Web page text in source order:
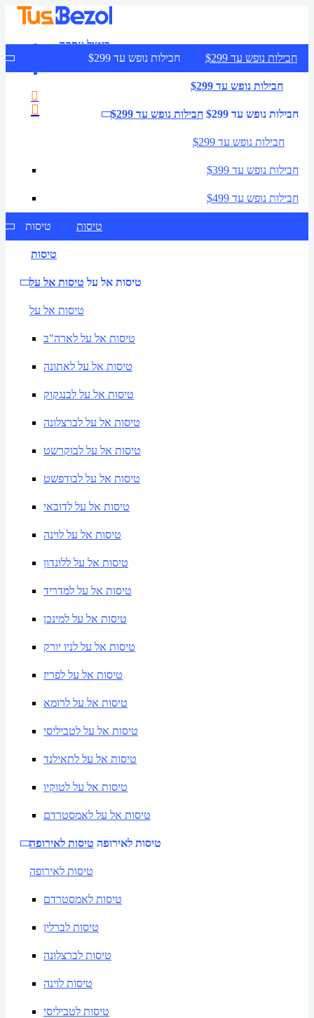
ביטול עסקה
צרו קשר
חבילות נופש עד $299 חבילות נופש עד $299
חבילות נופש עד $299
חבילות נופש עד $299 חבילות נופש עד $299
חבילות נופש עד $299
חבילות נופש עד $399
חבילות נופש עד $499
טיסות טיסות
טיסות
טיסות אל על טיסות אל על
טיסות אל על
טיסות אל על לארה"ב
טיסות אל על לאתונה
טיסות אל על לבנגקוק
טיסות אל על לברצלונה
טיסות אל על לבוקרשט
טיסות אל על לבודפשט
טיסות אל על לדובאי
טיסות אל על לוינה
טיסות אל על ללונדון
טיסות אל על למדריד
טיסות אל על למינכן
טיסות אל על לניו יורק
טיסות אל על לפריז
טיסות אל על לרומא
טיסות אל על לטביליסי
טיסות אל על לתאילנד
טיסות אל על לטוקיו
טיסות אל על לאמסטרדם
טיסות לאירופה טיסות לאירופה
טיסות לאירופה
טיסות לאמסטרדם
טיסות לברלין
טיסות לברצלונה
טיסות לוינה
טיסות לטביליסי